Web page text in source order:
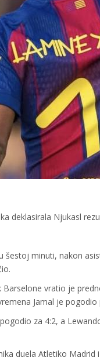
deklasirala Njukasl
šestoj minuti, nakon
vratio je
Jamal je pogodio
za 4:2, a
duela Atletiko Madrid